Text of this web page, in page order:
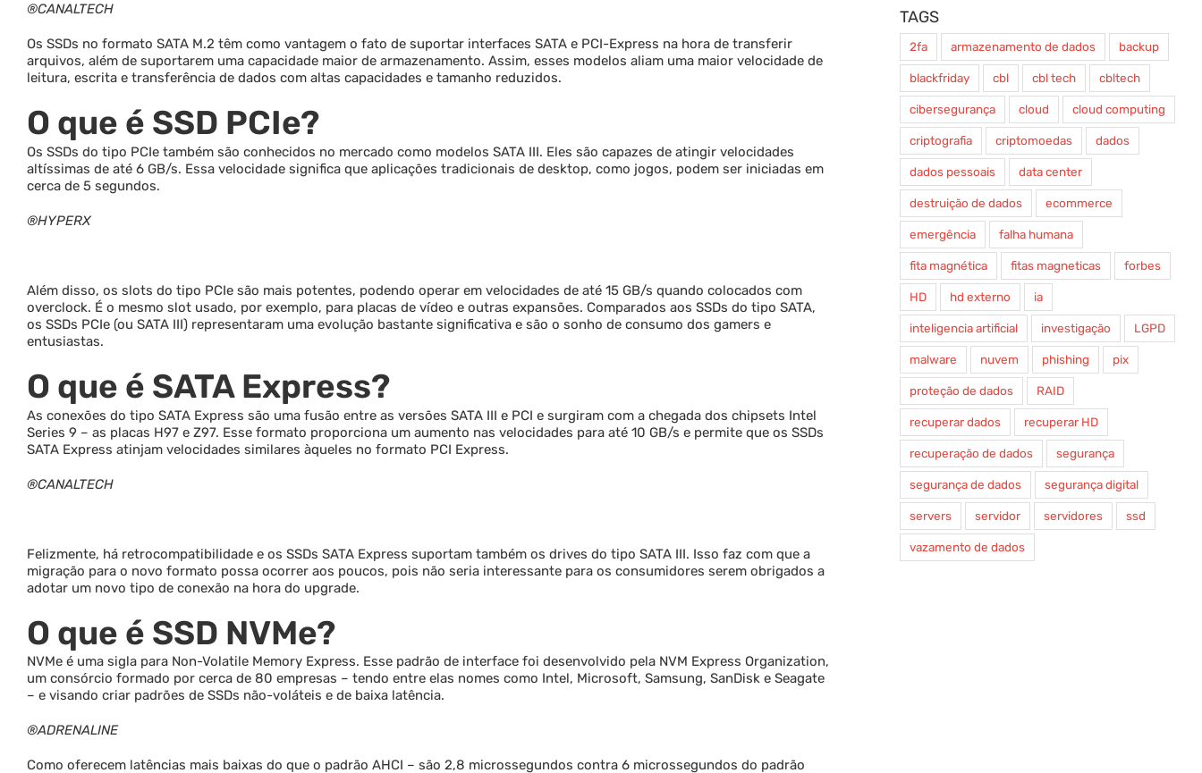
®CANALTECH
Os SSDs no formato SATA M.2 têm como vantagem o fato de suportar interfaces SATA e PCI-Express na hora de transferir
arquivos, além de suportarem uma capacidade maior de armazenamento. Assim, esses modelos aliam uma maior velocidade de
leitura, escrita e transferência de dados com altas capacidades e tamanho reduzidos.
O que é SSD PCIe?
Os SSDs do tipo PCIe também são conhecidos no mercado como modelos SATA III. Eles são capazes de atingir velocidades
altíssimas de até 6 GB/s. Essa velocidade significa que aplicações tradicionais de desktop, como jogos, podem ser iniciadas em
cerca de 5 segundos.
®HYPERX
Além disso, os slots do tipo PCIe são mais potentes, podendo operar em velocidades de até 15 GB/s quando colocados com
overclock. É o mesmo slot usado, por exemplo, para placas de vídeo e outras expansões. Comparados aos SSDs do tipo SATA,
os SSDs PCIe (ou SATA III) representaram uma evolução bastante significativa e são o sonho de consumo dos gamers e
entusiastas.
O que é SATA Express?
As conexões do tipo SATA Express são uma fusão entre as versões SATA III e PCI e surgiram com a chegada dos chipsets Intel
Series 9 – as placas H97 e Z97. Esse formato proporciona um aumento nas velocidades para até 10 GB/s e permite que os SSDs
SATA Express atinjam velocidades similares àqueles no formato PCI Express.
®CANALTECH
Felizmente, há retrocompatibilidade e os SSDs SATA Express suportam também os drives do tipo SATA III. Isso faz com que a
migração para o novo formato possa ocorrer aos poucos, pois não seria interessante para os consumidores serem obrigados a
adotar um novo tipo de conexão na hora do upgrade.
O que é SSD NVMe?
NVMe é uma sigla para Non-Volatile Memory Express. Esse padrão de interface foi desenvolvido pela NVM Express Organization,
um consórcio formado por cerca de 80 empresas – tendo entre elas nomes como Intel, Microsoft, Samsung, SanDisk e Seagate
– e visando criar padrões de SSDs não-voláteis e de baixa latência.
®ADRENALINE
Como oferecem latências mais baixas do que o padrão AHCI – são 2,8 microssegundos contra 6 microssegundos do padrão
TAGS
2fa armazenamento de dados backup
blackfriday cbl cbl tech cbltech
cibersegurança cloud cloud computing
criptografia criptomoedas dados
dados pessoais data center
destruição de dados ecommerce
emergência falha humana
fita magnética fitas magneticas forbes
HD hd externo ia
inteligencia artificial investigação LGPD
malware nuvem phishing pix
proteção de dados RAID
recuperar dados recuperar HD
recuperação de dados segurança
segurança de dados segurança digital
servers servidor servidores ssd
vazamento de dados